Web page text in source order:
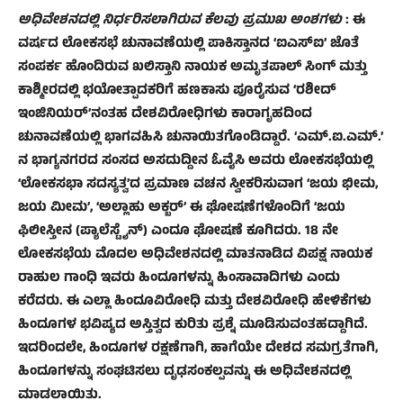
ಅಧಿವೇಶನದಲ್ಲಿ ನಿರ್ಧರಿಸಲಾಗಿರುವ ಕೆಲವು ಪ್ರಮುಖ ಅಂಶಗಳು: ಈ
ವರ್ಷದ ಲೋಕಸಭೆ ಚುನಾವಣೆಯಲ್ಲಿ ಪಾಕಿಸ್ತಾನದ ‘ಐಎಸ್‌ಐ’ ಜೊತೆ
ಸಂಪರ್ಕ ಹೊಂದಿರುವ ಖಲಿಸ್ತಾನಿ ನಾಯಕ ಅಮೃತಪಾಲ್ ಸಿಂಗ್ ಮತ್ತು
ಕಾಶ್ಮೀರದಲ್ಲಿ ಭಯೋತ್ಪಾದಕರಿಗೆ ಹಣಕಾಸು ಪೂರೈಸುವ ‘ರಶೀದ್
ಇಂಜಿನಿಯರ್’ನಂತಹ ದೇಶವಿರೋಧಿಗಳು ಕಾರಾಗೃಹದಿಂದ
ಚುನಾವಣೆಯಲ್ಲಿ ಭಾಗವಹಿಸಿ ಚುನಾಯಿತಗೊಂಡಿದ್ದಾರೆ. ‘ಎಮ್.ಐ.ಎಮ್.’
ನ ಭಾಗ್ಯನಗರದ ಸಂಸದ ಅಸದುದ್ದೀನ ಓವೈಸಿ ಅವರು ಲೋಕಸಭೆಯಲ್ಲಿ
‘ಲೋಕಸಭಾ ಸದಸ್ಯತ್ವ’ದ ಪ್ರಮಾಣ ವಚನ ಸ್ವೀಕರಿಸುವಾಗ ‘ಜಯ ಭೀಮ,
ಜಯ ಮೀಮ’, ‘ಅಲ್ಲಾಹು ಅಕ್ಬರ್’ ಈ ಘೋಷಣೆಗಳೊಂದಿಗೆ ‘ಜಯ
ಫಿಲೀಸ್ತೀನ (ಪ್ಯಾಲೆಸ್ಟೈನ್) ಎಂದೂ ಘೋಷಣೆ ಕೂಗಿದರು. 18 ನೇ
ಲೋಕಸಭೆಯ ಮೊದಲ ಅಧಿವೇಶನದಲ್ಲಿ ಮಾತನಾಡಿದ ವಿಪಕ್ಷ ನಾಯಕ
ರಾಹುಲ ಗಾಂಧಿ ಇವರು ಹಿಂದೂಗಳನ್ನು ಹಿಂಸಾವಾದಿಗಳು ಎಂದು
ಕರೆದರು. ಈ ಎಲ್ಲಾ ಹಿಂದೂವಿರೋಧಿ ಮತ್ತು ದೇಶವಿರೋಧಿ ಹೇಳಿಕೆಗಳು
ಹಿಂದೂಗಳ ಭವಿಷ್ಯದ ಅಸ್ತಿತ್ವದ ಕುರಿತು ಪ್ರಶ್ನೆ ಮೂಡಿಸುವಂತಹದ್ದಾಗಿದೆ.
ಇದರಿಂದಲೇ, ಹಿಂದೂಗಳ ರಕ್ಷಣೆಗಾಗಿ, ಹಾಗೆಯೇ ದೇಶದ ಸಮಗ್ರತೆಗಾಗಿ,
ಹಿಂದೂಗಳನ್ನು ಸಂಘಟಿಸಲು ದೃಢಸಂಕಲ್ಪವನ್ನು ಈ ಅಧಿವೇಶನದಲ್ಲಿ
ಮಾಡಲಾಯಿತು.